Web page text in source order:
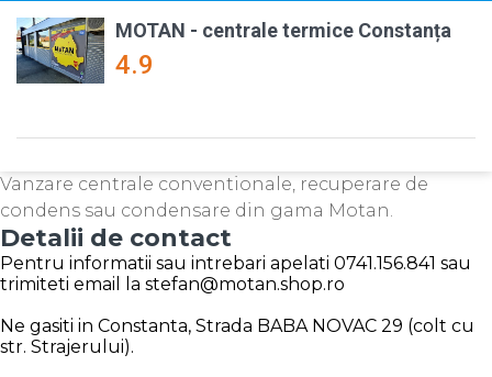
MOTAN - centrale termice Constanța
4.9
Vanzare centrale conventionale, recuperare de
condens sau condensare din gama Motan.
Detalii de contact
Pentru informatii sau intrebari apelati 0741.156.841 sau
trimiteti email la stefan@motan.shop.ro
Ne gasiti in Constanta, Strada BABA NOVAC 29 (colt cu
str. Strajerului).